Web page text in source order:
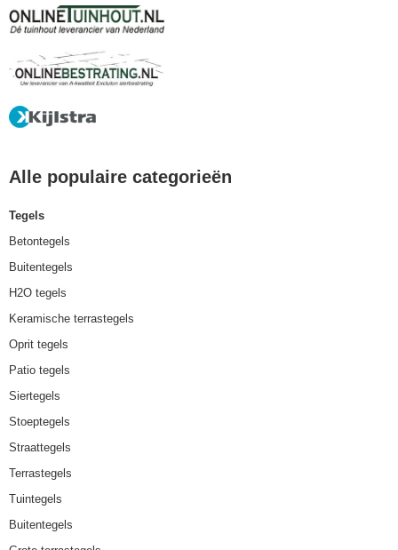
Alle populaire categorieën
Tegels
Betontegels
Buitentegels
H2O tegels
Keramische terrastegels
Oprit tegels
Patio tegels
Siertegels
Stoeptegels
Straattegels
Terrastegels
Tuintegels
Buitentegels